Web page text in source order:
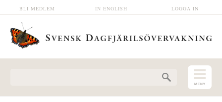
Hoppa till huvudinnehåll LOGGA IN
IN ENGLISH
BLI MEDLEM